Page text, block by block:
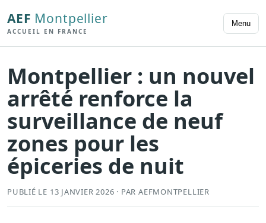
AEF Montpellier
ACCUEIL EN FRANCE
Menu
Montpellier : un nouvel
arrêté renforce la
surveillance de neuf
zones pour les
épiceries de nuit
PUBLIÉ LE 13 JANVIER 2026 · PAR AEFMONTPELLIER